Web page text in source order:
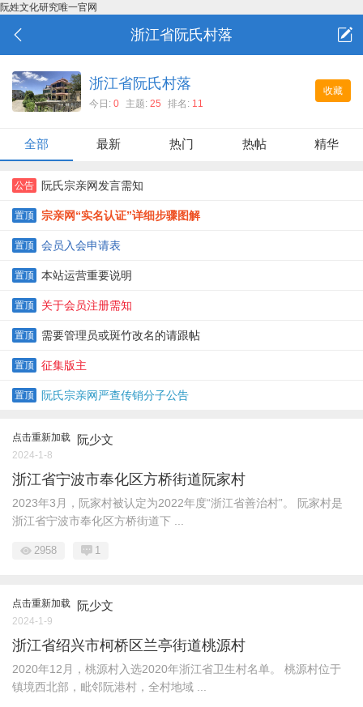
阮姓文化研究唯一官网
浙江省阮氏村落
收藏
浙江省阮氏村落
今日: 0 主题: 25 排名: 11
全部 最新 热门 热帖 精华
公告 阮氏宗亲网发言需知
置顶 宗亲网“实名认证”详细步骤图解
置顶 会员入会申请表
置顶 本站运营重要说明
置顶 关于会员注册需知
置顶 需要管理员或斑竹改名的请跟帖
置顶 征集版主
置顶 阮氏宗亲网严查传销分子公告
点击重新加载 阮少文
2024-1-8
浙江省宁波市奉化区方桥街道阮家村
2023年3月，阮家村被认定为2022年度“浙江省善治村”。 阮家村是
浙江省宁波市奉化区方桥街道下 ...
2958 1
点击重新加载 阮少文
2024-1-9
浙江省绍兴市柯桥区兰亭街道桃源村
2020年12月，桃源村入选2020年浙江省卫生村名单。 桃源村位于
镇境西北部，毗邻阮港村，全村地域 ...